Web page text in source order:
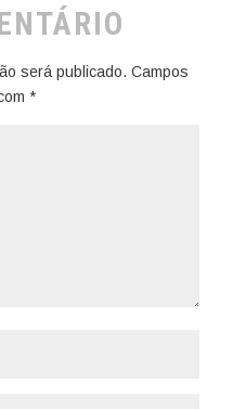
será publicado. Campos
*